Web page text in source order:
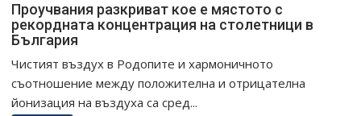
Проучвания разкриват кое е мястото с
рекордната концентрация на столетници в
България
Чистият въздух в Родопите и хармоничното
съотношение между положителна и отрицателна
йонизация на въздуха са сред...